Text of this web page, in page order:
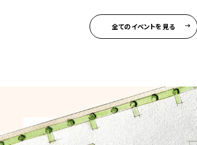
全てのイベントを見る